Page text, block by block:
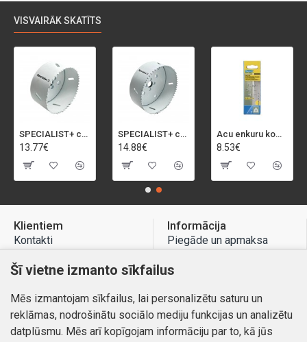
VISVAIRĀK SKATĪTS
SPECIALIST+ caurumu zāģis BI-METAL, 92 mm
13.77€
SPECIALIST+ caurumu zāģis BI-METAL, 98 mm
14.88€
Acu enkuru komplekts, 3-13 mm, Rapid, 12 gab.
8.53€
Klientiem
Kontakti
Preču atgriešana
Mans profils
Pasūtījumi
Informācija
Piegāde un apmaksa
Atteikuma tiesības
Kontakti
Šī vietne izmanto sīkfailus
Mēs izmantojam sīkfailus, lai personalizētu saturu un
reklāmas, nodrošinātu sociālo mediju funkcijas un analizētu
datplūsmu. Mēs arī kopīgojam informāciju par to, kā jūs